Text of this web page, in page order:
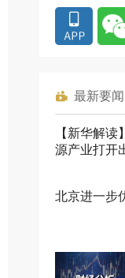
最新要闻
【新华解
源产业打开
北京进一步